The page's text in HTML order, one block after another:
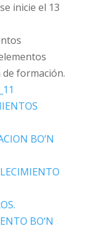
inicie el 13
formación.
BO’N
BO’N